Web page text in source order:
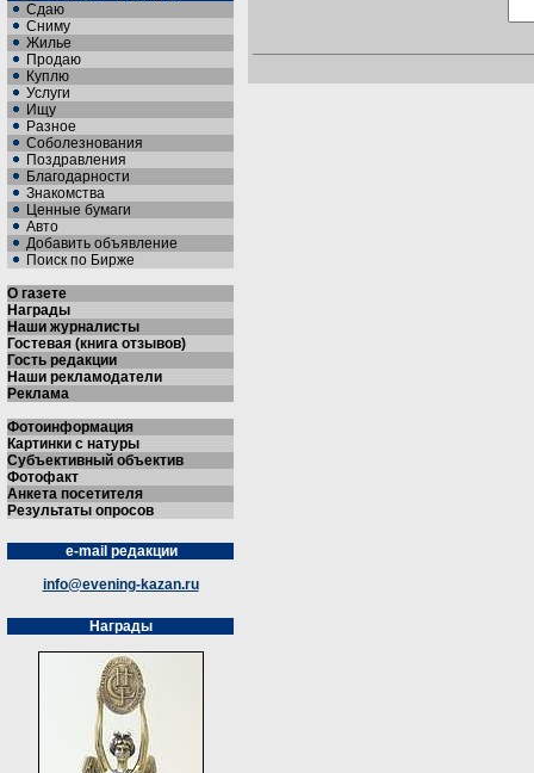
Сдаю
Сниму
Жилье
Продаю
Куплю
Услуги
Ищу
Разное
Соболезнования
Поздравления
Благодарности
Знакомства
Ценные бумаги
Авто
Добавить объявление
Поиск по Бирже
О газете
Награды
Наши журналисты
Гостевая (книга отзывов)
Гость редакции
Наши рекламодатели
Реклама
Фотоинформация
Картинки с натуры
Субъективный объектив
Фотофакт
Анкета посетителя
Результаты опросов
e-mail редакции
info@evening-kazan.ru
Награды